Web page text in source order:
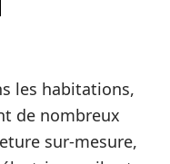
les habitations,
de nombreux
sur-mesure,